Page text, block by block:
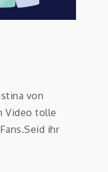
von
Video tolle
ihr